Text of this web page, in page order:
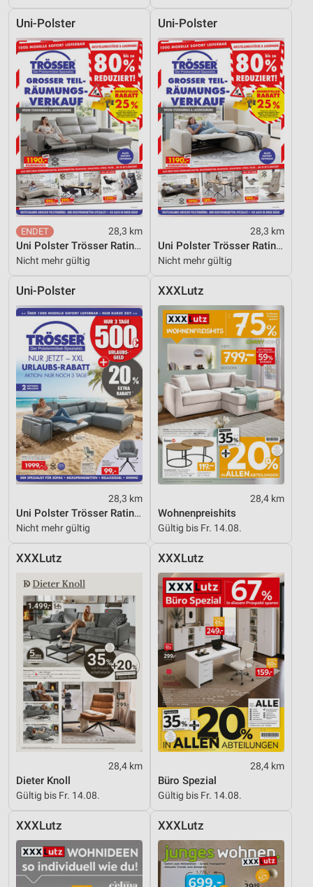
Uni-Polster
28,3 km
Uni Polster Trösser Ratingen
Nicht mehr gültig
Uni-Polster
28,3 km
Uni Polster Trösser Ratingen
Nicht mehr gültig
Uni-Polster
28,3 km
Uni Polster Trösser Ratingen
Nicht mehr gültig
XXXLutz
28,4 km
Wohnenpreishits
Gültig bis Fr. 14.08.
XXXLutz
28,4 km
Dieter Knoll
Gültig bis Fr. 14.08.
XXXLutz
28,4 km
Büro Spezial
Gültig bis Fr. 14.08.
XXXLutz XXXLutz